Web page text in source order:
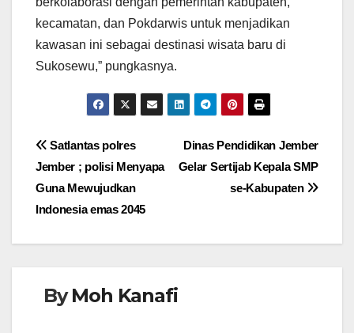
kecamatan, dan Pokdarwis untuk menjadikan
kawasan ini sebagai destinasi wisata baru di
Sukosewu,” pungkasnya.
Navigasi
pos
Dinas Pendidikan Jember
Gelar Sertijab Kepala SMP
se-Kabupaten
Satlantas polres
Jember ; polisi Menyapa
Guna Mewujudkan
Indonesia emas 2045
ByMoh Kanafi